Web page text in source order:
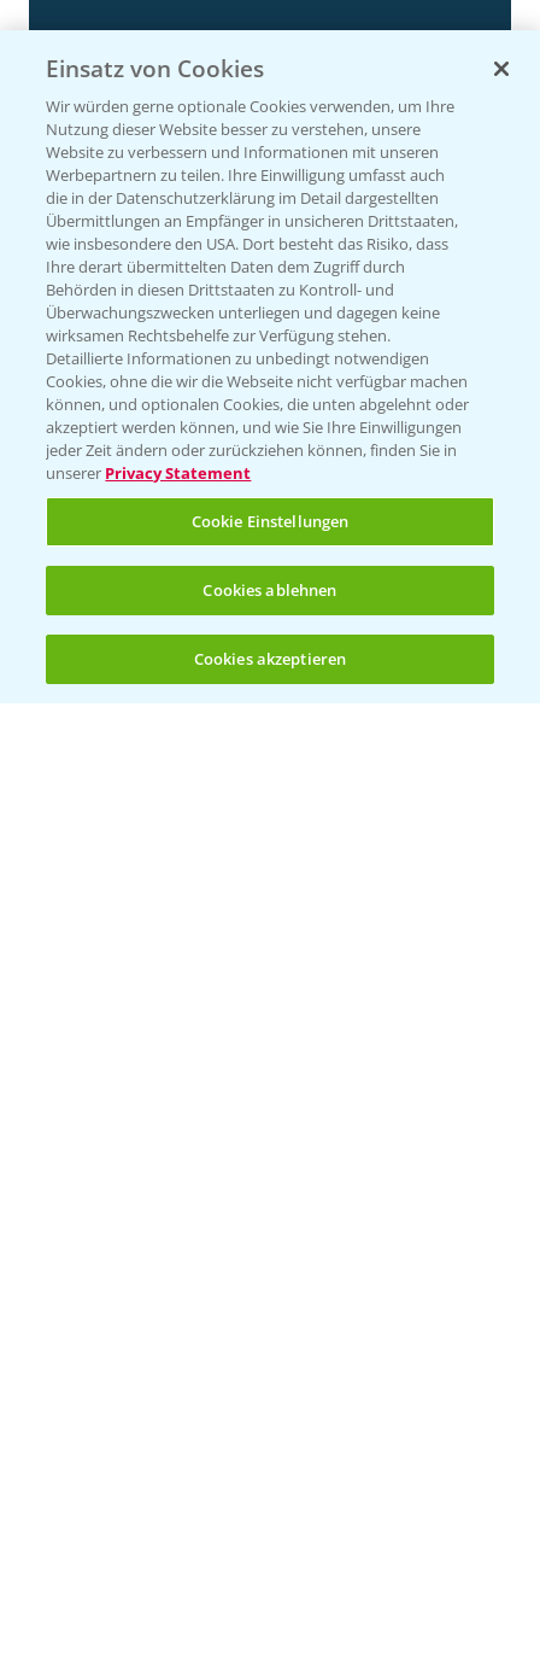
Standortreport Einbeck -
Herausforderungen im Winterweizen und
fungizide Lösungen
23.03.2026
5:47
Standortreport Rommerskirchen - Vorteile
des Fungizideinsatzes in der Gerste
(noch 4)
Einsatz von Cookies
Wir würden gerne optionale Cookies verwenden, um Ihre
Nutzung dieser Website besser zu verstehen, unsere
Website zu verbessern und Informationen mit unseren
Werbepartnern zu teilen. Ihre Einwilligung umfasst auch
die in der Datenschutzerklärung im Detail dargestellten
Übermittlungen an Empfänger in unsicheren Drittstaaten,
wie insbesondere den USA. Dort besteht das Risiko, dass
Ihre derart übermittelten Daten dem Zugriff durch
Behörden in diesen Drittstaaten zu Kontroll- und
Überwachungszwecken unterliegen und dagegen keine
wirksamen Rechtsbehelfe zur Verfügung stehen.
Detaillierte Informationen zu unbedingt notwendigen
Cookies, ohne die wir die Webseite nicht verfügbar machen
können, und optionalen Cookies, die unten abgelehnt oder
akzeptiert werden können, und wie Sie Ihre Einwilligungen
jeder Zeit ändern oder zurückziehen können, finden Sie in
unserer Privacy Statement
Cookie Einstellungen
Cookies ablehnen
Cookies akzeptieren